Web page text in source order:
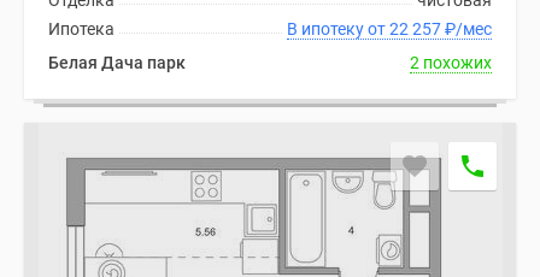
В ипотеку от 22 257₽/мес
Ипотека
Белая Дача парк
2 похожих